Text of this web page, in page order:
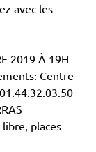
avec les
2019 À 19H
Centre
places